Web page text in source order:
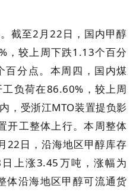
。截至2 月22 日，国内甲醇
，较上周下跌1.13个百分
百分点。本周四，国内煤
工负荷在86.60% ，较上周
，受浙江MTO装置提负影
开工整体上行。本周整体
22 日，沿海地区甲醇库存
日上涨3.45 万吨，涨幅为
体沿海地区甲醇可流通货